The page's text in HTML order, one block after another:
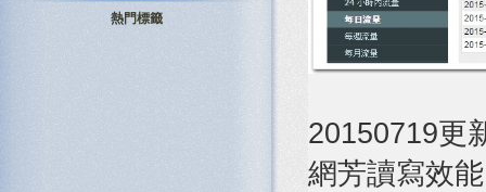
20150719更
網芳讀寫效能
熱門標籤